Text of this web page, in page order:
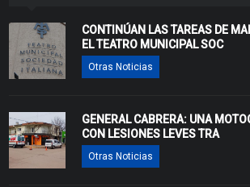
CONTINÚAN LAS TAREAS DE
EL TEATRO MUNICIPAL SOC
Otras Noticias
GENERAL CABRERA: UNA
CON LESIONES LEVES TRA
Otras Noticias